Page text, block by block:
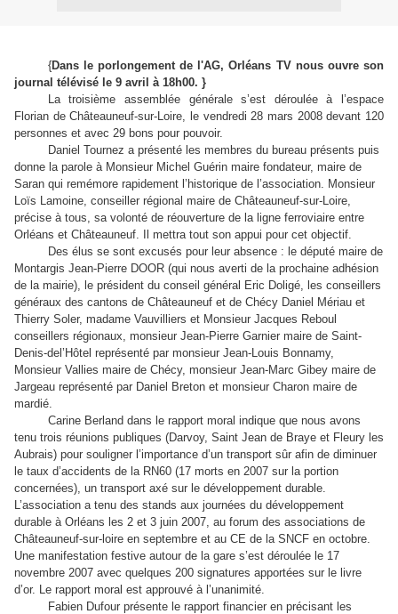
{Dans le porlongement de l'AG, Orléans TV nous ouvre son
journal télévisé le 9 avril à 18h00. }
La troisième assemblée générale s’est déroulée à l’espace
Florian de Châteauneuf-sur-Loire, le vendredi 28 mars 2008 devant 120
personnes et avec 29 bons pour pouvoir.
Daniel Tournez a présenté les membres du bureau présents puis
donne la parole à Monsieur Michel Guérin maire fondateur, maire de
Saran qui remémore rapidement l’historique de l’association. Monsieur
Loïs Lamoine, conseiller régional maire de Châteauneuf-sur-Loire,
précise à tous, sa volonté de réouverture de la ligne ferroviaire entre
Orléans et Châteauneuf. Il mettra tout son appui pour cet objectif.
Des élus se sont excusés pour leur absence : le député maire de
Montargis Jean-Pierre DOOR (qui nous averti de la prochaine adhésion
de la mairie), le président du conseil général Eric Doligé, les conseillers
généraux des cantons de Châteauneuf et de Chécy Daniel Mériau et
Thierry Soler, madame Vauvilliers et Monsieur Jacques Reboul
conseillers régionaux, monsieur Jean-Pierre Garnier maire de Saint-
Denis-del’Hôtel représenté par monsieur Jean-Louis Bonnamy,
Monsieur Vallies maire de Chécy, monsieur Jean-Marc Gibey maire de
Jargeau représenté par Daniel Breton et monsieur Charon maire de
mardié.
Carine Berland dans le rapport moral indique que nous avons
tenu trois réunions publiques (Darvoy, Saint Jean de Braye et Fleury les
Aubrais) pour souligner l’importance d’un transport sûr afin de diminuer
le taux d’accidents de la RN60 (17 morts en 2007 sur la portion
concernées), un transport axé sur le développement durable.
L’association a tenu des stands aux journées du développement
durable à Orléans les 2 et 3 juin 2007, au forum des associations de
Châteauneuf-sur-loire en septembre et au CE de la SNCF en octobre.
Une manifestation festive autour de la gare s’est déroulée le 17
novembre 2007 avec quelques 200 signatures apportées sur le livre
d’or. Le rapport moral est approuvé à l’unanimité.
Fabien Dufour présente le rapport financier en précisant les